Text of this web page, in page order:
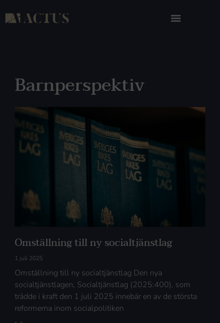
Barnperspektiv
Omställning till ny socialtjänstlag
1 juli 2025
Omställning till ny socialtjänstlag Den nya
socialtjänstlagen, Socialtjänstlag (2025:400), som
trädde i kraft den 1 juli 2025 innebär en av de största
reformerna inom socialpolitiken